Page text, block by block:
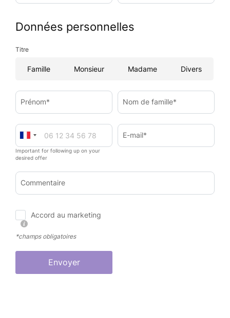
Données personnelles
Titre
Famille Monsieur Madame Divers
Prénom* Nom de famille*
Important for following up on your
desired offer
E-mail*
Commentaire
Accord au marketing
*champs obligatoires
Envoyer